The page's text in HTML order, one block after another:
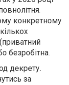
конкретному
безробітна.
декрету.
за